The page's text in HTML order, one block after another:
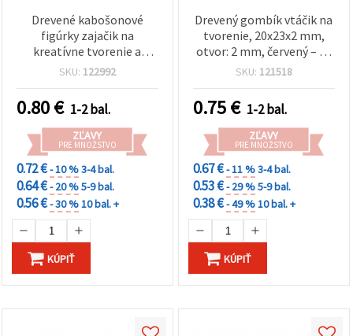
Drevené kabošonové
figúrky zajačik na
kreatívne tvorenie a
dekorácie, 18x30x2 mm -
SKU: 122992
0.80€ 1-2 bal.
ZĽAVY
PRE MNOŽSTVO
0.72 €- 10 %3-4 bal.
0.64 €- 20 %5-9 bal.
0.56 €- 30 %10 bal. +
KÚPIŤ
Drevený gombík vtáčik na
tvorenie, 20x23x2 mm,
otvor: 2 mm, červený – 10
ks
SKU: 121518
0.75€ 1-2 bal.
ZĽAVY
PRE MNOŽSTVO
0.67 €- 11 %3-4 bal.
0.53 €- 29 %5-9 bal.
0.38 €- 49 %10 bal. +
KÚPIŤ